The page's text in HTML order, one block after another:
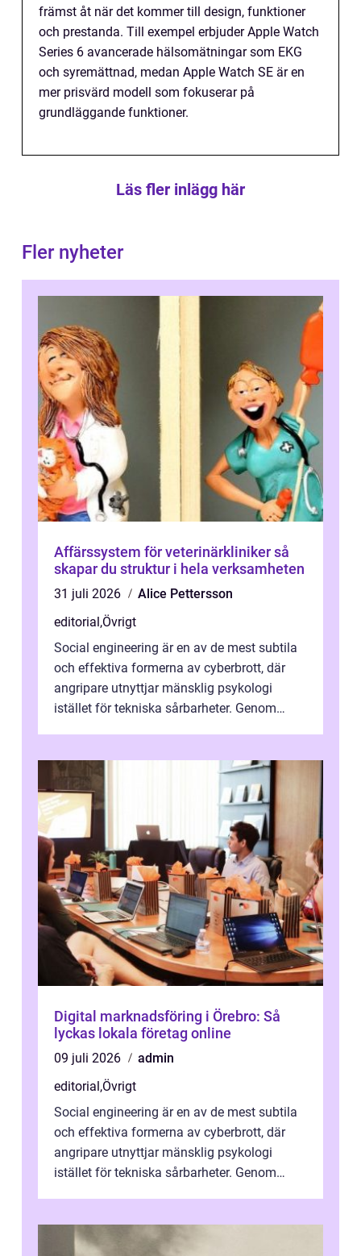
främst åt när det kommer till design, funktioner
och prestanda. Till exempel erbjuder Apple Watch
Series 6 avancerade hälsomätningar som EKG
och syremättnad, medan Apple Watch SE är en
mer prisvärd modell som fokuserar på
grundläggande funktioner.
Läs fler inlägg här
Fler nyheter
Affärssystem för veterinärkliniker så
skapar du struktur i hela verksamheten
31 juli 2026
Alice Pettersson
editorial,Övrigt
Social engineering är en av de mest subtila
och effektiva formerna av cyberbrott, där
angripare utnyttjar mänsklig psykologi
istället för tekniska sårbarheter. Genom
Digital marknadsföring i Örebro: Så
lyckas lokala företag online
09 juli 2026
admin
editorial,Övrigt
Social engineering är en av de mest subtila
och effektiva formerna av cyberbrott, där
angripare utnyttjar mänsklig psykologi
istället för tekniska sårbarheter. Genom